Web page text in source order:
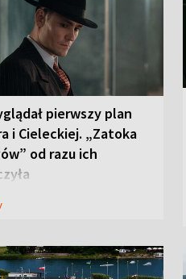
pierwszy plan
i Cieleckiej. „Zatoka
od razu ich